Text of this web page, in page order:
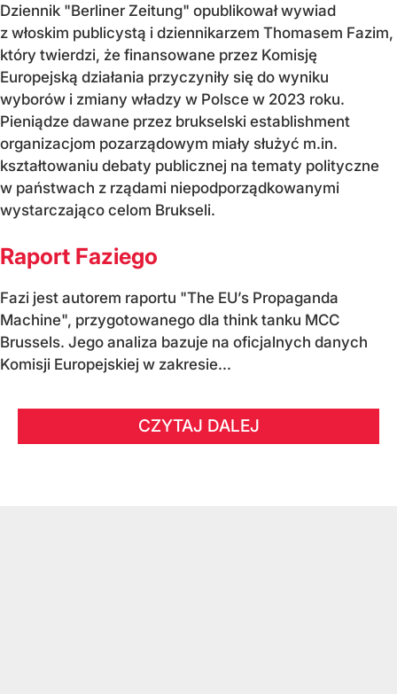
Dziennik "Berliner Zeitung" opublikował wywiad
z włoskim publicystą i dziennikarzem Thomasem Fazim,
który twierdzi, że finansowane przez Komisję
Europejską działania przyczyniły się do wyniku
wyborów i zmiany władzy w Polsce w 2023 roku.
Pieniądze dawane przez brukselski establishment
organizacjom pozarządowym miały służyć m.in.
kształtowaniu debaty publicznej na tematy polityczne
w państwach z rządami niepodporządkowanymi
wystarczająco celom Brukseli.
Raport Faziego
Fazi jest autorem raportu "The EU’s Propaganda
Machine", przygotowanego dla think tanku MCC
Brussels. Jego analiza bazuje na oficjalnych danych
Komisji Europejskiej w zakresie...
CZYTAJ DALEJ